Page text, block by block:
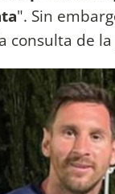
". Sin
consulta de